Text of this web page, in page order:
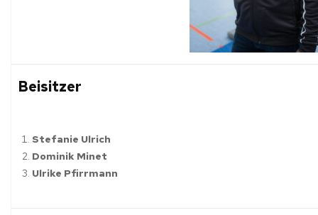
Beisitzer
Stefanie Ulrich
Dominik Minet
Ulrike Pfirrmann